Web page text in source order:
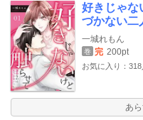
好きじゃな
づかない二
一城れもん
巻 完 200pt
お気に入り：318
あ